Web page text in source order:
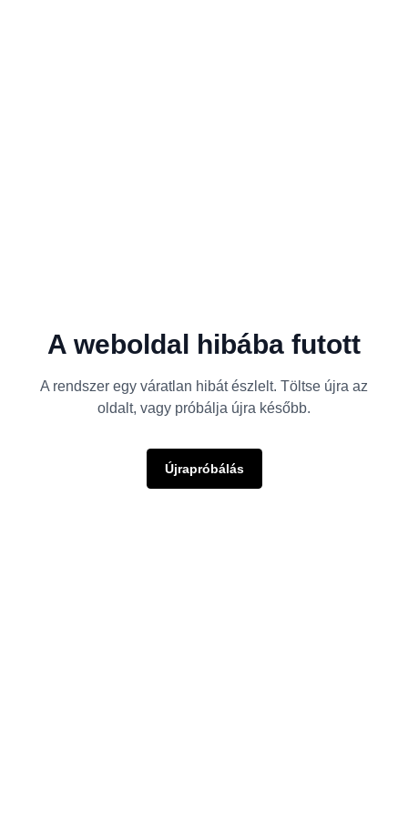
A weboldal hibába futott
A rendszer egy váratlan hibát észlelt. Töltse újra az
oldalt, vagy próbálja újra később.
Újrapróbálás